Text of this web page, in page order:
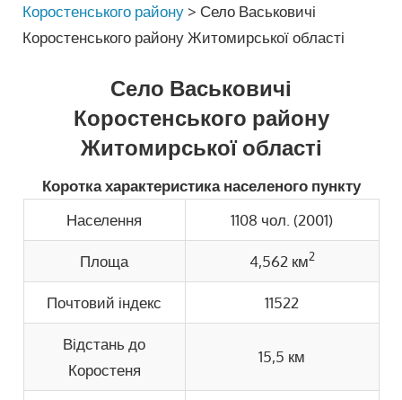
Коростенського району > Село Васьковичі
Коростенського району Житомирської області
Село Васьковичі
Коростенського району
Житомирської області
Коротка характеристика населеного пункту
Населення
1108 чол. (2001)
Площа 4,562 км2
Почтовий індекс 11522
Відстань до
Коростеня
15,5 км